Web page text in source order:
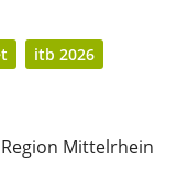
itb 2026
Mittelrhein